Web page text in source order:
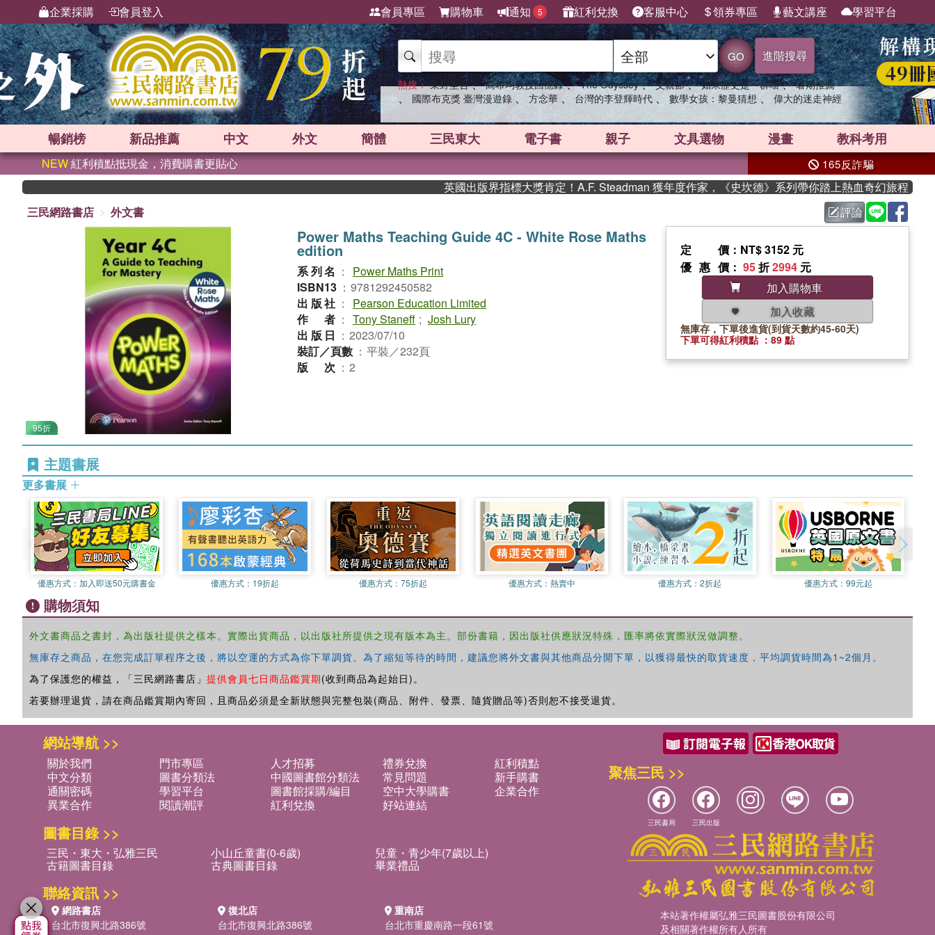
企業採購 會員登入 會員專區 購物車 通知 5 紅利兌換 客服中心 領券專區 藝文講座 學習平台
GO 進階搜尋
熱搜： 東野圭吾 、 高希均教授回憶錄 、 The Odyssey 、 父親節 、 如果歷史是一群喵 、 暑期推薦
、 國際布克獎 臺灣漫遊錄 、 方念華 、 台灣的李登輝時代 、 數學女孩：黎曼猜想 、 偉大的迷走神經
暢銷榜 新品推薦 中文 外文 簡體 三民東大 電子書 親子 文具選物 漫畫 教科考用
NEW紅利積點抵現金，消費購書更貼心 165反詐騙
英國出版界指標大獎肯定！A.F. Steadman 獲年度作家，《史坎德》系列帶你踏上熱血奇幻旅程
三民網路書店
外文書 評論
95折
Power Maths Teaching Guide 4C - White Rose Maths
edition
系列名 ：
Power Maths Print
ISBN13 ： 9781292450582
出版社 ：
Pearson Education Limited
作者 ： Tony Staneff ; Josh Lury
出版日 ： 2023/07/10
裝訂／頁數 ： 平裝／232頁
版次 ： 2
定價 ：NT$ 3152 元
優惠價 ： 95折2994 元
加入購物車
加入收藏
無庫存，下單後進貨(到貨天數約45-60天)
下單可得紅利積點 ：89 點
主題書展
更多書展
優惠方式： 加入即送50元購書金 優惠方式： 19折起 優惠方式：75折起 優惠方式： 熱賣中 優惠方式：2折起 優惠方式：99元起
購物須知
外文書商品之書封，為出版社提供之樣本。實際出貨商品，以出版社所提供之現有版本為主。部份書籍，因出版社供應狀況特殊，匯率將依實際狀況做調整。
無庫存之商品，在您完成訂單程序之後，將以空運的方式為你下單調貨。為了縮短等待的時間，建議您將外文書與其他商品分開下單，以獲得最快的取貨速度，平均調貨時間為1~2個月。
為了保護您的權益，「三民網路書店」 提供會員七日商品鑑賞期(收到商品為起始日)。
若要辦理退貨，請在商品鑑賞期內寄回，且商品必須是全新狀態與完整包裝(商品、附件、發票、隨貨贈品等)否則恕不接受退貨。
網站導航 >>
關於我們 門市專區 人才招募 禮券兌換
紅利積點
中文分類
圖書分類法 中國圖書館分類法 常見問題
新手購書
通關密碼
學習平台 圖書館採購/編目 空中大學購書
企業合作
異業合作
閱讀潮評 紅利兌換 好站連結
圖書目錄 >>
三民・東大・弘雅三民 小山丘童書(0-6歲) 兒童・青少年(7歲以上)
古籍圖書目錄 古典圖書目錄 畢業禮品
聯絡資訊 >>
網路書店
台北市復興北路386號
復北店
台北市復興北路386號
重南店
台北市重慶南路一段61號
聚焦三民 >>
三民書局 三民出版
本站著作權屬弘雅三民圖書股份有限公司
及相關著作權所有人所有